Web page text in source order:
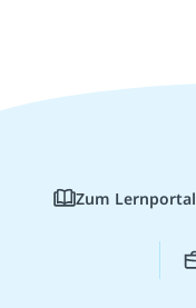
Zum Lernportal